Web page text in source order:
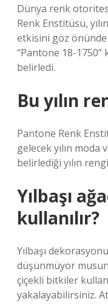
Dünya renk
Renk Enstitüsü,
etkisini göz
“Pantone 18-
belirledi.
Bu yılın
Pantone Renk
gelecek yılın
belirlediği yılın
Yılbaşı
kullanılır?
Yılbaşı
düşünmüyor
çiçekli bitkiler
yakalayabilirsiniz.